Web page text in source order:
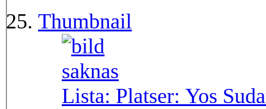
Thumbnail
Lista: Platser: Yos